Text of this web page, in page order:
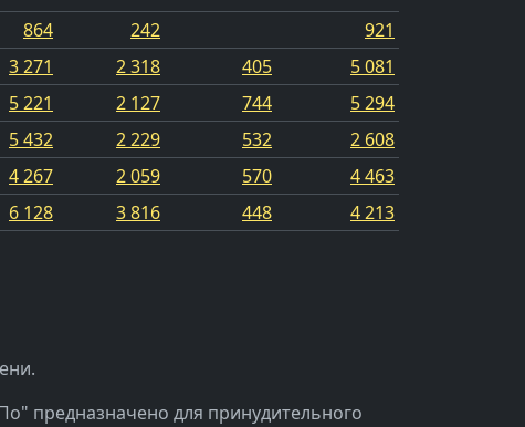
864 242
921
3 271 2 318 405
5 081
5 221 2 127 744
5 294
5 432 2 229 532
2 608
4 267 2 059 570
4 463
6 128 3 816 448 4 213
предназначено для принудительного